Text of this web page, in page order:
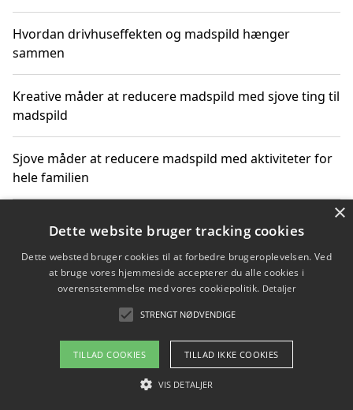
Hvordan drivhuseffekten og madspild hænger
sammen
Kreative måder at reducere madspild med sjove ting til
madspild
Sjove måder at reducere madspild med aktiviteter for
hele familien
Copyright 2026 - Pilanto Aps
Om / kontakt
Blog Betingelser
×
Dette website bruger tracking cookies
Dette websted bruger cookies til at forbedre brugeroplevelsen. Ved
at bruge vores hjemmeside accepterer du alle cookies i
overensstemmelse med vores cookiepolitik. Detaljer
STRENGT NØDVENDIGE
TILLAD COOKIES TILLAD IKKE COOKIES
VIS DETALJER